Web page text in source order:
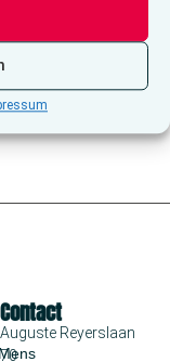
Contact
Auguste Reyerslaan
70